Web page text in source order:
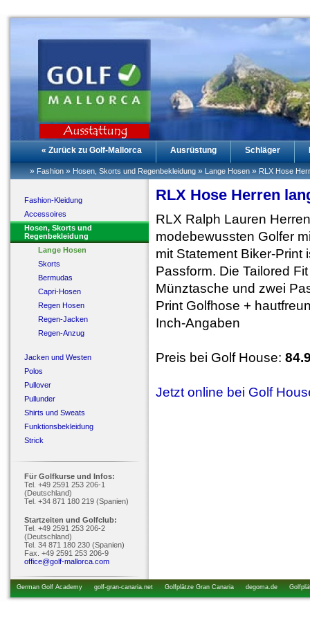
« Zurück zu Golf-Mallorca Ausrüstung Schläger
» Fashion » Hosen, Skorts und Regenbekleidung » Lange Hosen » RLX Hose
Fashion-Kleidung
Accessoires
Hosen, Skorts und
Regenbekleidung
Lange Hosen
Skorts
Bermudas
Capri-Hosen
Regen Hosen
Regen-Jacken
Regen-Anzug
Jacken und Westen
Polos
Pullover
Pullunder
Shirts und Sweats
Funktionsbekleidung
Strick
Für Golfkurse und Infos:
Tel. +49 2591 253 206-1
(Deutschland)
Tel. +34 871 180 219 (Spanien)
Startzeiten und Golfclub:
Tel. +49 2591 253 206-2
(Deutschland)
Tel. 34 871 180 230 (Spanien)
Fax. +49 2591 253 206-9
office@golf-mallorca.com
RLX Hose Herren
RLX Ralph Lauren
modebewussten Golfer
mit Statement Biker-
Passform. Die Tailored
Münztasche und zwei
Print Golfhose +
Inch-Angaben
Preis bei Golf House:
Jetzt online bei Golf
German Golf Academy golf-gran-canaria.net Golfplätze Gran Canaria degoma.de
startzeiten.de golfkurs-urlaub.de